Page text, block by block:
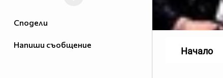
Сподели
Напиши съобщение
Начало